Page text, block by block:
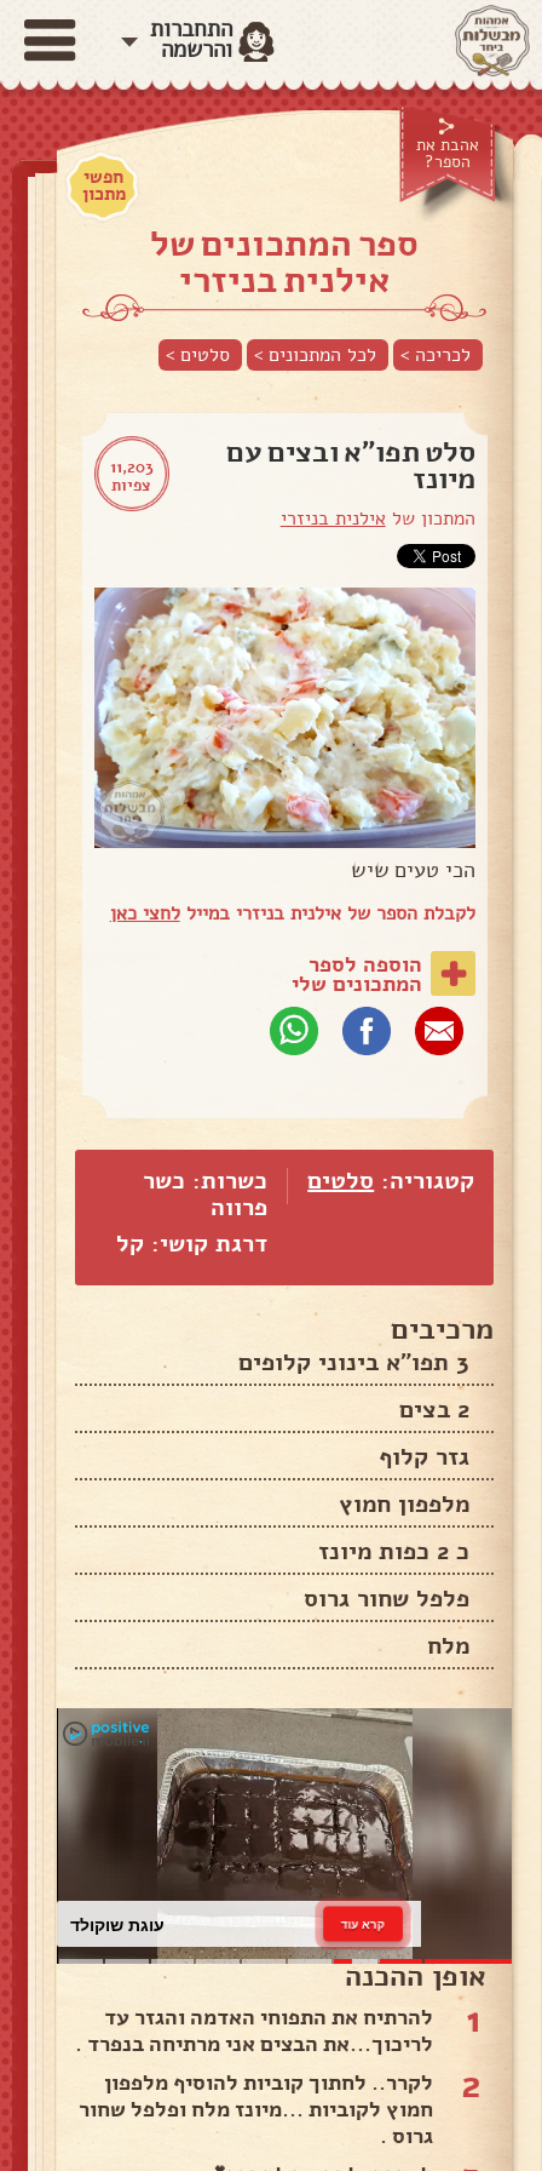
התחברות
והרשמה
אהבת את
הספר?
חפשי
מתכון
ספר המתכונים של
אילנית בניזרי
לכריכה > לכל המתכונים > סלטים>
11,203
צפיות
סלט תפו"א ובצים עם
מיונז
המתכון של אילנית בניזרי
הכי טעים שיש
לקבלת הספר של אילנית בניזרי במייללחצי כאן
הוספה לספר
המתכונים שלי
קטגוריה: סלטים
כשרות: כשר
פרווה
דרגת קושי: קל
מרכיבים
3 תפו"א בינוני קלופים
2 בצים
גזר קלוף
מלפפון חמוץ
כ 2 כפות מיונז
פלפל שחור גרוס
מלח
עוגת שוקולד קרא עוד
אופן ההכנה
1
להרתיח את התפוחי האדמה והגזר עד
לריכוך...את הבצים אני מרתיחה בנפרד .
2
לקרר.. לחתוך קוביות להוסיף מלפפון
חמוץ לקוביות ...מיונז מלח ופלפל שחור
גרוס .